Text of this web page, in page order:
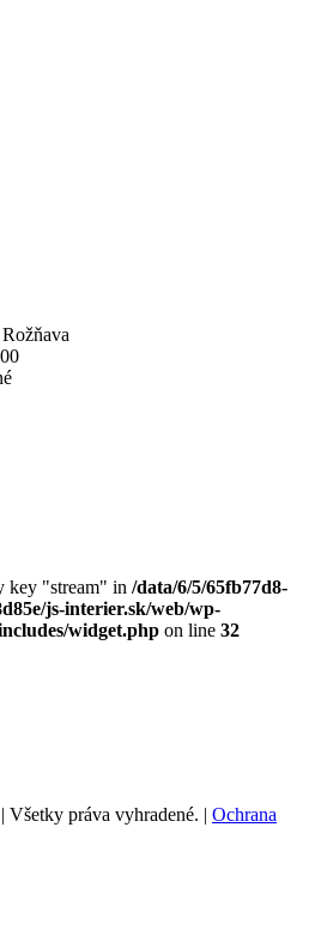
key "stream" in /data/6/5/65fb77d8-
js-interier.sk/web/wp-
widget.php on line 32
práva vyhradené. | Ochrana